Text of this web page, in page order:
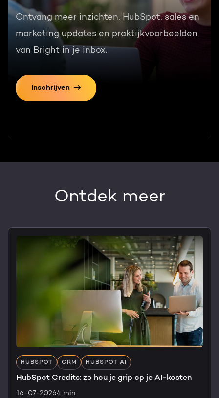
Ontvang meer inzichten, HubSpot, sales en
marketing updates en praktijkvoorbeelden
van Bright in je inbox.
Inschrijven
Ontdek meer
HUBSPOT CRM HUBSPOT AI
HubSpot Credits: zo hou je grip op je AI-kosten
16-07-20264 min